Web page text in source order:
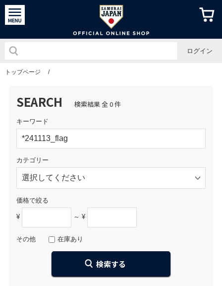
侍ジャパ
ログイン
トップページ /
SEARCH 検索結果 全 0 件
キーワード
カテゴリー
価格で絞る
¥ ～ ¥
その他 在庫あり